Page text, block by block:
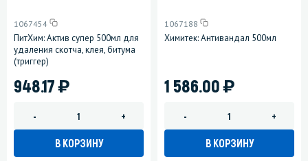
1067454
ПитХим: Актив супер 500мл для
удаления скотча, клея, битума
(триггер)
948.17)
- +
В КОРЗИНУ
1067188
Химитек: Антивандал 500мл
1 586.00)
- +
В КОРЗИНУ